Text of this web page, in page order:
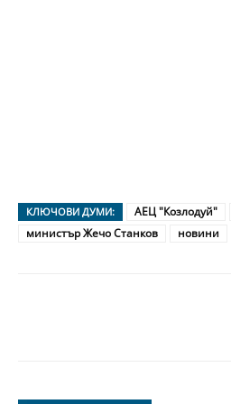
КЛЮЧОВИ ДУМИ: АЕЦ "Козлодуй"
министър Жечо Станков
новини